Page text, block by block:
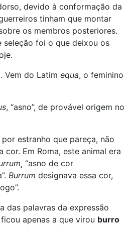
devido à conformação da
tinham que montar
os membros posteriores.
seleção foi o que deixou os
Vem do Latim equa, o feminino
, “asno”, de provável origem no
por estranho que pareça, não
cor. Em Roma, este animal era
“asno de cor
Burrum designava essa cor,
das palavras da expressão
apenas a que virou burro